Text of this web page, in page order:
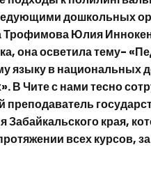
дошкольных
Трофимова Юлия
она осветила тему-
языку в национальных
В Чите с нами тесно
Забайкальского края,
всех курсов,